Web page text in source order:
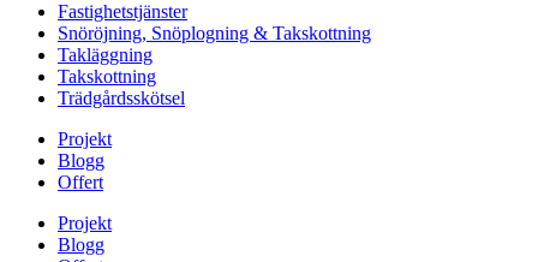
Fastighetstjänster
Snöröjning, Snöplogning & Takskottning
Takläggning
Takskottning
Trädgårdsskötsel
Projekt
Blogg
Offert
Projekt
Blogg